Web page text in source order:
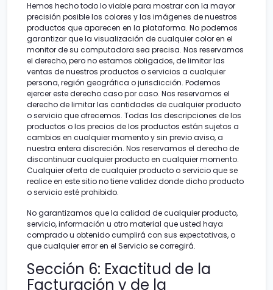
Hemos hecho todo lo viable para mostrar con la mayor
precisión posible los colores y las imágenes de nuestros
productos que aparecen en la plataforma. No podemos
garantizar que la visualización de cualquier color en el
monitor de su computadora sea precisa. Nos reservamos
el derecho, pero no estamos obligados, de limitar las
ventas de nuestros productos o servicios a cualquier
persona, región geográfica o jurisdicción. Podemos
ejercer este derecho caso por caso. Nos reservamos el
derecho de limitar las cantidades de cualquier producto
o servicio que ofrecemos. Todas las descripciones de los
productos o los precios de los productos están sujetos a
cambios en cualquier momento y sin previo aviso, a
nuestra entera discreción. Nos reservamos el derecho de
discontinuar cualquier producto en cualquier momento.
Cualquier oferta de cualquier producto o servicio que se
realice en este sitio no tiene validez donde dicho producto
o servicio esté prohibido.
No garantizamos que la calidad de cualquier producto,
servicio, información u otro material que usted haya
comprado u obtenido cumplirá con sus expectativas, o
que cualquier error en el Servicio se corregirá.
Sección 6: Exactitud de la
Facturación y de la